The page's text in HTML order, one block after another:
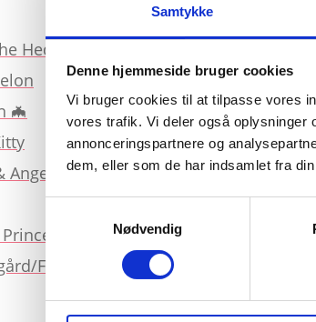
Samtykke
Denne hjemmeside bruger cookies
Vi bruger cookies til at tilpasse vores
vores trafik. Vi deler også oplysninger
annonceringspartnere og
dem, eller som de har indsamlet fra
Nødvendig
Hedgehog
🦇
Angel
Farm 🐴